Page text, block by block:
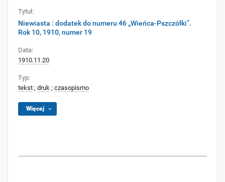
Tytuł:
Niewiasta : dodatek do numeru 46 „Wieńca-Pszczółki”.
Rok 10, 1910, numer 19
Data:
1910.11.20
Typ:
tekst ; druk ; czasopismo
Więcej